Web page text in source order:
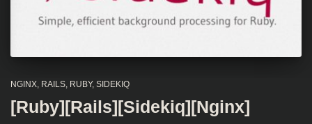
NGINX RAILS RUBY SIDEKIQ
[Ruby][Rails][Sidekiq][Nginx]